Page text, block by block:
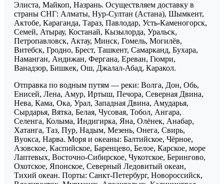
Элиста, Майкоп, Назрань. Осуществляем доставку в
страны СНГ: Алматы, Нур-Султан (Астана), Шымкент,
Актобе, Караганда, Тараз, Павлодар, Усть-Каменогорск,
Семей, Атырау, Костанай, Кызылорда, Уральск,
Петропавловск, Актау, Минск, Гомель, Могилёв,
Витебск, Гродно, Брест, Ташкент, Самарканд, Бухара,
Наманган, Андижан, Фергана, Ереван, Гюмри,
Ванадзор, Бишкек, Ош, Джалал-Абад, Каракол.
Отправка по водным путям — реки: Волга, Дон, Обь,
Енисей, Лена, Амур, Иртыш, Печора, Северная Двина,
Нева, Кама, Ока, Урал, Западная Двина, Амударья,
Сырдарья, Вятка, Белая, Чусовая, Тобол, Ангара,
Селенга, Колыма, Индигирка, Яна, Олёнек, Анабар,
Хатанга, Таз, Пур, Надым, Мезень, Онега, Свирь,
Вуокса, Нарва. Моря и океаны: Балтийское, Чёрное,
Азовское, Каспийское, Баренцево, Белое, Карское, море
Лаптевых, Восточно-Сибирское, Чукотское, Берингово,
Охотское, Японское, Северный Ледовитый океан,
Тихий океан. Порты: Санкт-Петербург, Новороссийск,